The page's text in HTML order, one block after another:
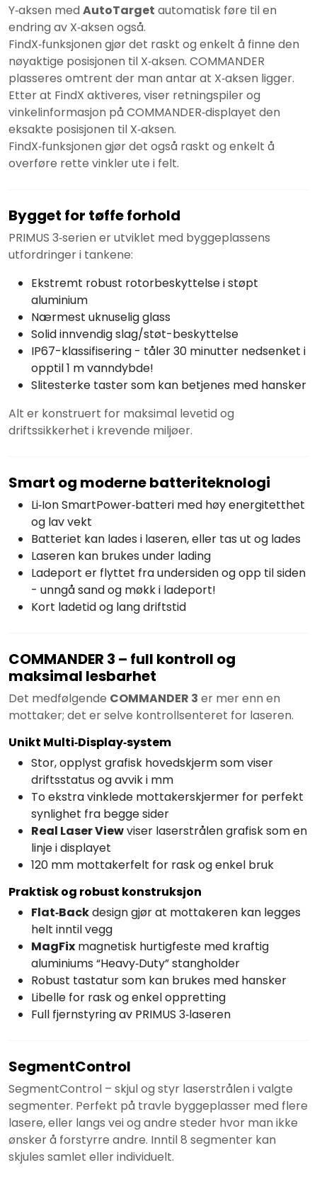
Y‑aksen med AutoTarget automatisk føre til en
endring av X‑aksen også.
FindX‑funksjonen gjør det raskt og enkelt å finne den
nøyaktige posisjonen til X‑aksen. COMMANDER
plasseres omtrent der man antar at X‑aksen ligger.
Etter at FindX aktiveres, viser retningspiler og
vinkelinformasjon på COMMANDER‑displayet den
eksakte posisjonen til X‑aksen.
FindX‑funksjonen gjør det også raskt og enkelt å
overføre rette vinkler ute i felt.
Bygget for tøffe forhold
PRIMUS 3‑serien er utviklet med byggeplassens
utfordringer i tankene:
Ekstremt robust rotorbeskyttelse i støpt
aluminium
Nærmest uknuselig glass
Solid innvendig slag/støt-beskyttelse
IP67-klassifisering - tåler 30 minutter nedsenket i
opptil 1 m vanndybde!
Slitesterke taster som kan betjenes med hansker
Alt er konstruert for maksimal levetid og
driftssikkerhet i krevende miljøer.
Smart og moderne batteriteknologi
Li‑Ion SmartPower‑batteri med høy energitetthet
og lav vekt
Batteriet kan lades i laseren, eller tas ut og lades
Laseren kan brukes under lading
Ladeport er flyttet fra undersiden og opp til siden
- unngå sand og møkk i ladeport!
Kort ladetid og lang driftstid
COMMANDER 3 – full kontroll og
maksimal lesbarhet
Det medfølgende COMMANDER 3 er mer enn en
mottaker; det er selve kontrollsenteret for laseren.
Unikt Multi‑Display‑system
Stor, opplyst grafisk hovedskjerm som viser
driftsstatus og avvik i mm
To ekstra vinklede mottakerskjermer for perfekt
synlighet fra begge sider
Real Laser Viewviser laserstrålen grafisk som en
linje i displayet
120 mm mottakerfelt for rask og enkel bruk
Praktisk og robust konstruksjon
Flat‑Backdesign gjør at mottakeren kan legges
helt inntil vegg
MagFix magnetisk hurtigfeste med kraftig
aluminiums “Heavy‑Duty” stangholder
Robust tastatur som kan brukes med hansker
Libelle for rask og enkel oppretting
Full fjernstyring av PRIMUS 3‑laseren
SegmentControl
SegmentControl – skjul og styr laserstrålen i valgte
segmenter. Perfekt på travle byggeplasser med flere
lasere, eller langs vei og andre steder hvor man ikke
ønsker å forstyrre andre. Inntil 8 segmenter kan
skjules samlet eller individuelt.